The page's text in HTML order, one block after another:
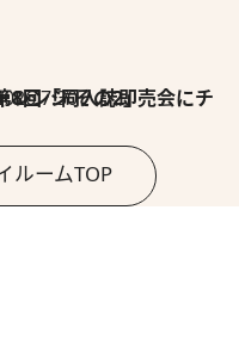
回「同人誌即売会にチャレンジ その2」
ルームTOP